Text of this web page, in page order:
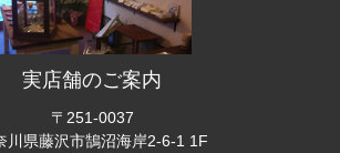
実店舗のご案内
〒251-0037
川県藤沢市鵠沼海岸2-6-1 1F